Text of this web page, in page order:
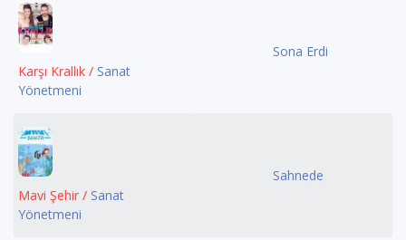
Karşı Krallık / Sanat
Yönetmeni
Sona Erdi
Mavi Şehir / Sanat
Yönetmeni
Sahnede